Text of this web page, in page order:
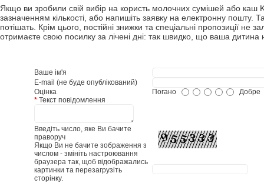
Якщо ви зробили свій вибір на користь молочних сумішей або каш
зазначенням кількості, або напишіть заявку на електронну
потішать. Крім цього, постійні знижки та спеціальні пропозиції
отримаєте свою посилку за лічені дні: так швидко, що ваша дитина
Ваше ім'я
E-mail (не буде опублікований)
Оцінка
Погано
Добре
*Текст повідомлення
Введіть число, яке Ви бачите
праворуч
Якщо Ви не бачите зображення з
числом - змініть настроювання
браузера так, щоб відображались
картинки та перезагрузіть
сторінку.